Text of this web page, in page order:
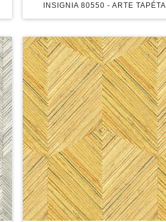
INSIGNIA 80550 - ARTE TAPÉTA